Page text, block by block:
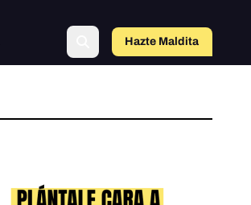
Hazte Maldita